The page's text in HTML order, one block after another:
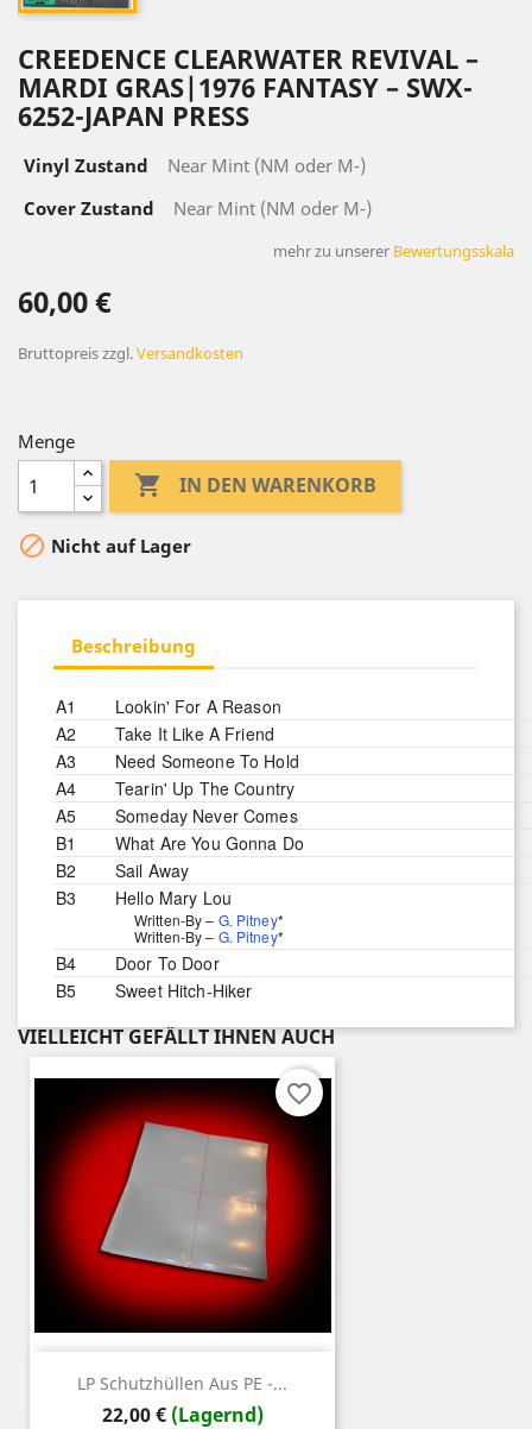
CREEDENCE CLEARWATER REVIVAL –
MARDI GRAS|1976 FANTASY – SWX-
6252-JAPAN PRESS
Vinyl Zustand
Near Mint (NM oder M-)
Cover Zustand
Near Mint (NM oder M-)
mehr zu unserer Bewertungsskala
60,00 €
Bruttopreiszzgl.Versandkosten
Menge
 IN DEN WARENKORB
 Nicht auf Lager
Beschreibung
A1
Lookin' For A Reason
A2
Take It Like A Friend
A3
Need Someone To Hold
A4
Tearin' Up The Country
A5
Someday Never Comes
B1
What Are You Gonna Do
B2
Sail Away
B3
Hello Mary Lou
Written-By – G. Pitney*
Written-By – G. Pitney*
B4
Door To Door
B5
Sweet Hitch-Hiker
VIELLEICHT GEFÄLLT IHNEN AUCH
LP Schutzhüllen Aus PE -...
Preis
22,00 € (Lagernd)
favorite_border